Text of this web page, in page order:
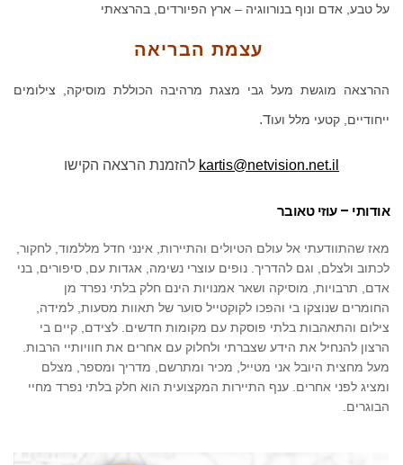
על טבע, אדם ונוף בנורווגיה – ארץ הפיורדים, בהרצאתי
עצמת הבריאה
ההרצאה מוגשת מעל גבי מצגת מרהיבה הכוללת מוסיקה, צילומים
ייחודיים, קטעי מלל ועוד.
kartis@netvision.net.il להזמנת הרצאה הקישו
אודותי – עוזי טאובר
מאז שהתוודעתי אל עולם הטיולים והתיירות, אינני חדל מללמוד, לחקור,
לכתוב ולצלם, וגם להדריך. נופים עוצרי נשימה, אגדות עם, סיפורים, בני
אדם, תרבויות, מוסיקה ושאר אמנויות הינם חלק בלתי נפרד מן
החומרים שנוצקו בי והפכו לקוקטייל סוער של תאוות מסעות, למידה,
צילום והתאהבות בלתי פוסקת עם מקומות חדשים. לצידם, קיים בי
הרצון להנחיל את הידע שצברתי ולחלוק עם אחרים את חוויותיי הרבות.
מעל מחצית היובל אני מטייל, מכיר ומתרשם, מדריך ומספר, מצלם
ומציג לפני אחרים. ענף התיירות המקצועית הוא חלק בלתי נפרד מחיי
הבוגרים.